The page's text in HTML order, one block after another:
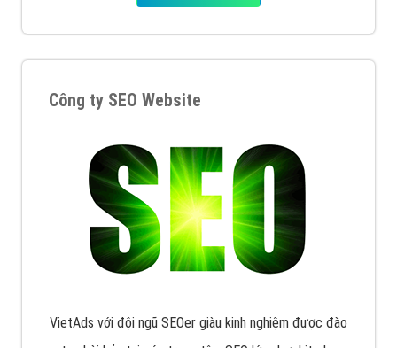
Công ty SEO Website
VietAds với đội ngũ SEOer giàu kinh nghiệm được đào